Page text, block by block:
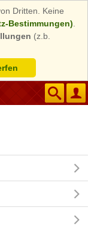
Dritten. Keine
Bestimmungen)
(z.b.